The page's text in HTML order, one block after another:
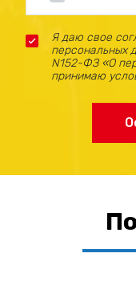
Я даю свое
персональных
N152-ФЗ «О
принимаю